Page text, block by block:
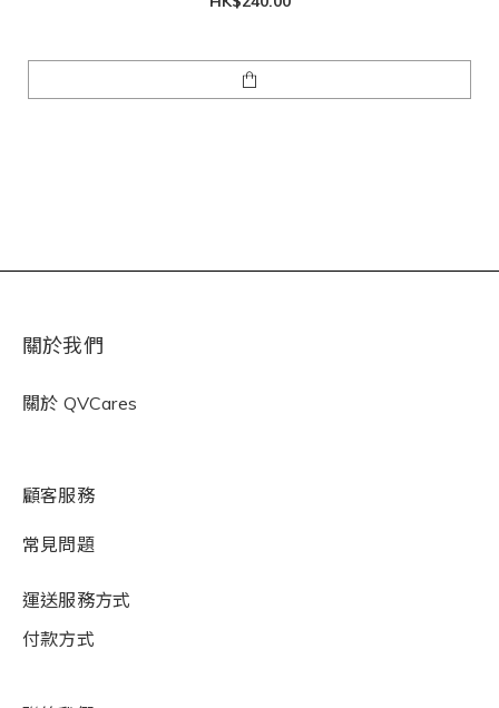
關於我們
關於 QVCares
顧客服務
常見問題
運送服務方式
付款方式